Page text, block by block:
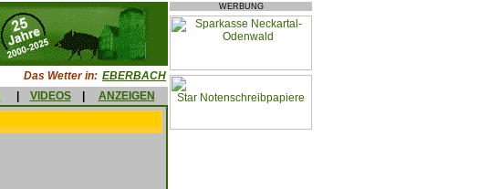
Das Wetter in: EBERBACH
VIDEOS ANZEIGEN
WERBUNG